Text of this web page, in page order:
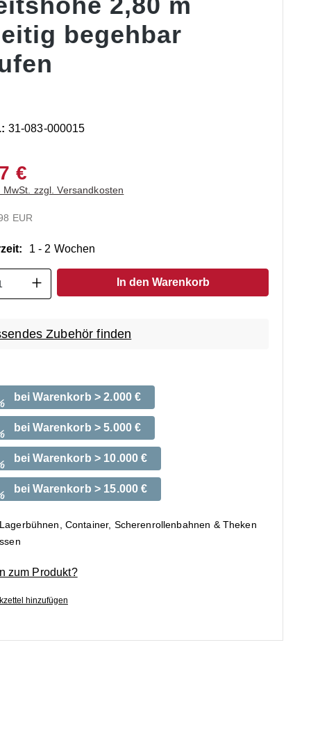
begehbar
31-083-000015
€
zzgl. Versandkosten
EUR
1 - 2 Wochen
Anzahl: Gib den gewünschten Wert ein
In den Warenkorb
Zubehör finden
bei Warenkorb > 2.000 €
bei Warenkorb > 5.000 €
bei Warenkorb > 10.000 €
bei Warenkorb > 15.000 €
Container, Scherenrollenbahnen & Theken
zum Produkt?
hinzufügen